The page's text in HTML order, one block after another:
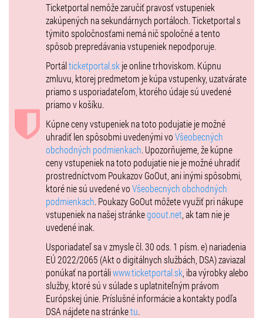
Ticketportal nemôže zaručiť pravosť vstupeniek
zakúpených na sekundárnych portáloch. Ticketportal s
týmito spoločnosťami nemá nič spoločné a tento
spôsob prepredávania vstupeniek nepodporuje.
Portálticketportal.sk je online trhoviskom. Kúpnu
zmluvu, ktorej predmetom je kúpa vstupenky, uzatvárate
priamo s usporiadateľom, ktorého údaje sú uvedené
priamo v košíku.
Kúpne ceny vstupeniek na toto podujatie je možné
uhradiť len spôsobmi uvedenými voVšeobecných
obchodných podmienkach. Upozorňujeme, že kúpne
ceny vstupeniek na toto podujatie nie je možné uhradiť
prostredníctvom Poukazov GoOut, ani inými spôsobmi,
ktoré nie sú uvedené voVšeobecných obchodných
podmienkach. Poukazy GoOut môžete využiť pri nákupe
vstupeniek na našej stránkegoout.net , ak tam nie je
uvedené inak.
Usporiadateľ sa v zmysle čl. 30 ods. 1 písm. e) nariadenia
EÚ 2022/2065 (Akt o digitálnych službách, DSA) zaviazal
ponúkať na portáliwww.ticketportal.sk , iba výrobky alebo
služby, ktoré sú v súlade s uplatniteľným právom
Európskej únie. Príslušné informácie a kontakty podľa
DSA nájdete na stránketu.